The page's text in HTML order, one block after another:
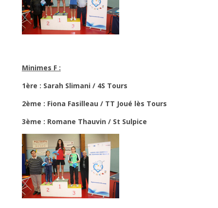
Minimes F :
1ère : Sarah Slimani / 4S Tours
2ème : Fiona Fasilleau / TT Joué lès Tours
3ème : Romane Thauvin / St Sulpice